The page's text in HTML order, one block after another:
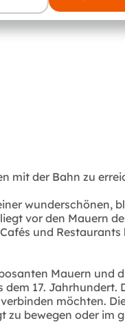
mit der Bahn zu
wunderschönen,
vor den Mauern
und Restaurants
Mauern und
17. Jahrhundert.
möchten.
zu bewegen oder im